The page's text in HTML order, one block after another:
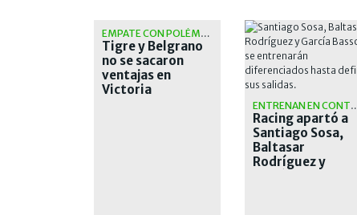
EMPATE CON POLÉMICA
Tigre y Belgrano
no se sacaron
ventajas en
Victoria
ENTRENAN EN
Racing apartó a
Santiago Sosa,
Baltasar
Rodríguez y